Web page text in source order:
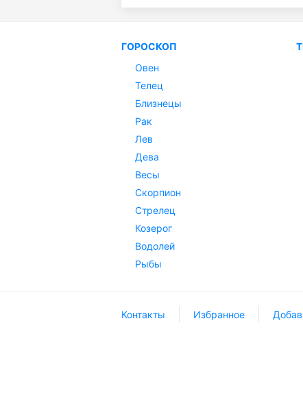
ГОРОСКОП
Овен
Телец
Близнецы
Рак
Лев
Дева
Весы
Скорпион
Стрелец
Козерог
Водолей
Рыбы
Контакты Избранное